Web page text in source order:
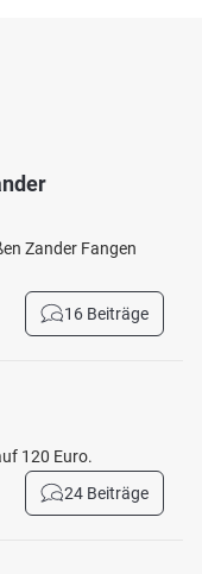
Zander Fangen
16 Beiträge
120 Euro.
24 Beiträge